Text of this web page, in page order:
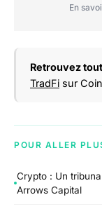
En
Retrouvez
TradFi sur
POUR ALLER
Crypto : Un
Arrows Capital